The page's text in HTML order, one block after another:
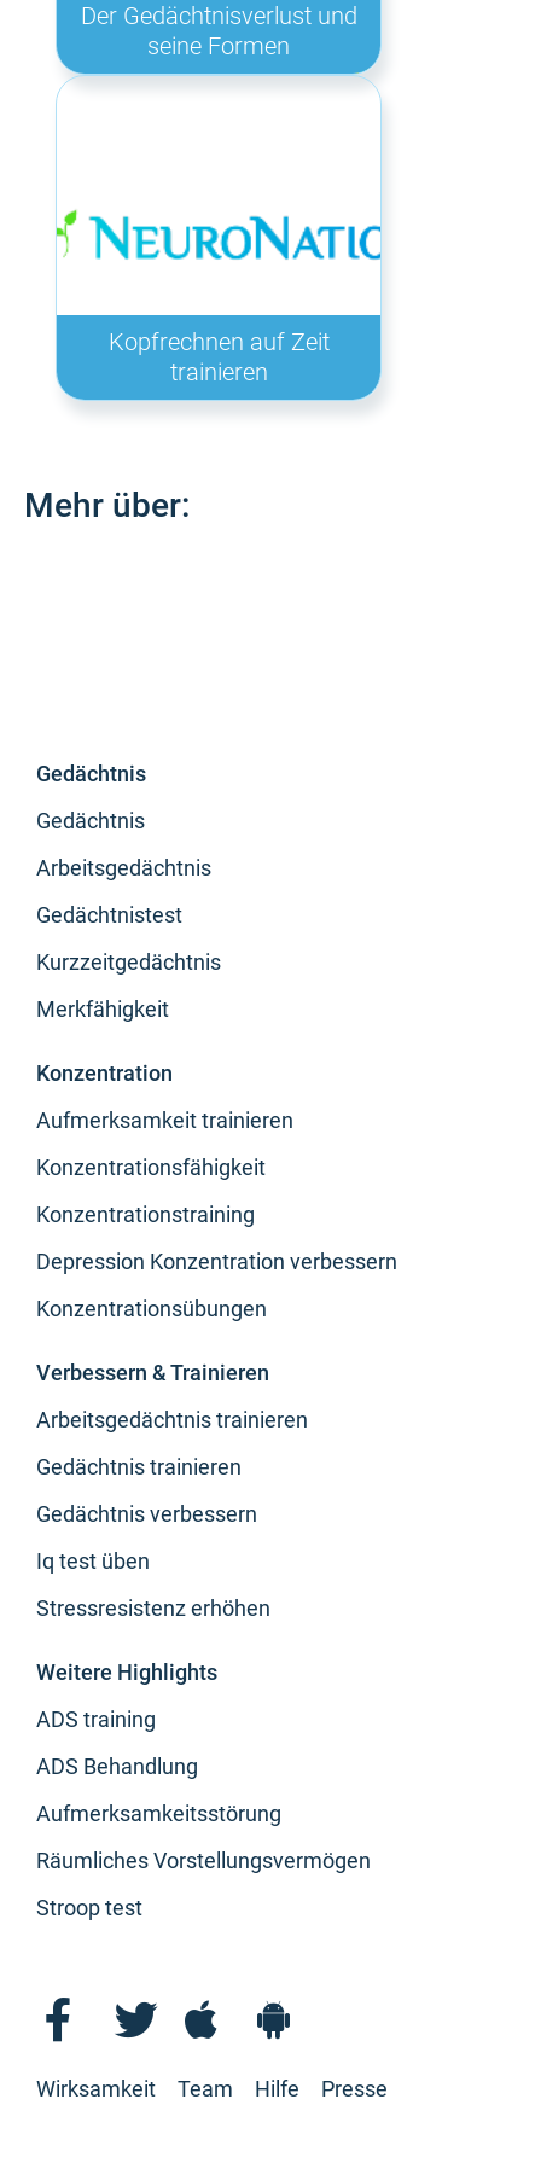
Der Gedächtnisverlust und
seine Formen
Kopfrechnen auf Zeit
trainieren
Mehr über:
Gedächtnis
Gedächtnis
Arbeitsgedächtnis
Gedächtnistest
Kurzzeitgedächtnis
Merkfähigkeit
Konzentration
Aufmerksamkeit trainieren
Konzentrationsfähigkeit
Konzentrationstraining
Depression Konzentration verbessern
Konzentrationsübungen
Verbessern & Trainieren
Arbeitsgedächtnis trainieren
Gedächtnis trainieren
Gedächtnis verbessern
Iq test üben
Stressresistenz erhöhen
Weitere Highlights
ADS training
ADS Behandlung
Aufmerksamkeitsstörung
Räumliches Vorstellungsvermögen
Stroop test
Wirksamkeit Team Hilfe Presse